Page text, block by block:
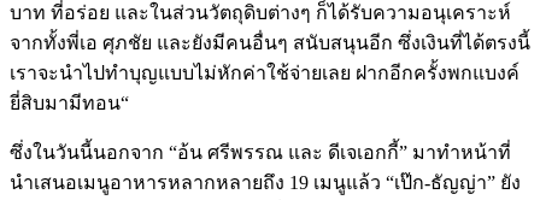
บาท ที่อร่อย และในส่วนวัตถุดิบต่างๆ ก็ได้รับความอนุเคราะห์
จากทั้งพี่เอ ศุภชัย และยังมีคนอื่นๆ สนับสนุนอีก ซึ่งเงินที่ได้ตรงนี้
เราจะนำไปทำบุญแบบไม่หักค่าใช้จ่ายเลย ฝากอีกครั้งพกแบงค์
ยี่สิบมามีทอน“
ซึ่งในวันนี้นอกจาก “อ้น ศรีพรรณ และ ดีเจเอกกี้” มาทำหน้าที่
นำเสนอเมนูอาหารหลากหลายถึง 19 เมนูแล้ว “เป๊ก-ธัญญ่า” ยัง